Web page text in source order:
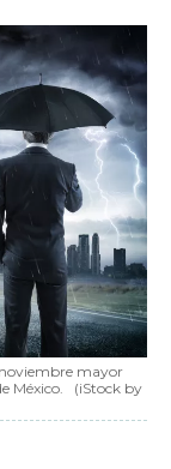
mayor
México.
(iStock by